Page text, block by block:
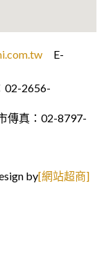
E-
02-2656-
傳真：02-8797-
by[網站超商]